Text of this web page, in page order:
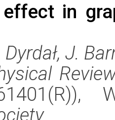
in
Dyrdał, J.